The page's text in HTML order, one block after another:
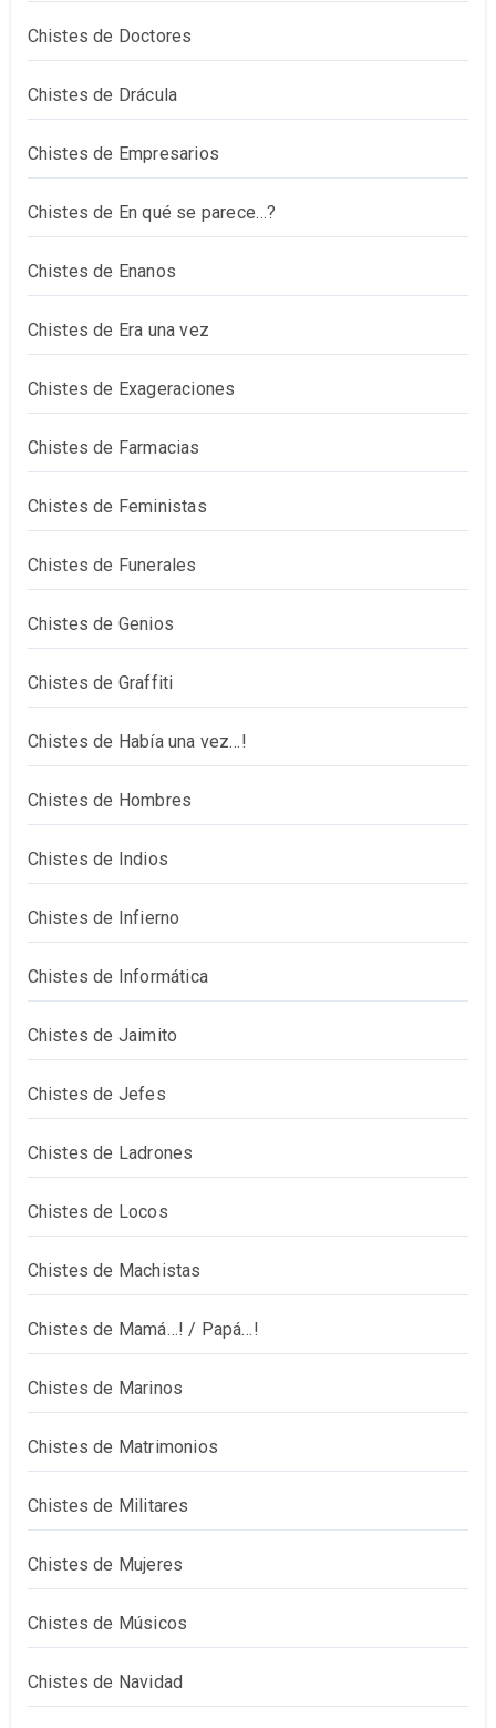
Chistes de Doctores
Chistes de Drácula
Chistes de Empresarios
Chistes de En qué se parece…?
Chistes de Enanos
Chistes de Era una vez
Chistes de Exageraciones
Chistes de Farmacias
Chistes de Feministas
Chistes de Funerales
Chistes de Genios
Chistes de Graffiti
Chistes de Había una vez…!
Chistes de Hombres
Chistes de Indios
Chistes de Infierno
Chistes de Informática
Chistes de Jaimito
Chistes de Jefes
Chistes de Ladrones
Chistes de Locos
Chistes de Machistas
Chistes de Mamá…! / Papá…!
Chistes de Marinos
Chistes de Matrimonios
Chistes de Militares
Chistes de Mujeres
Chistes de Músicos
Chistes de Navidad